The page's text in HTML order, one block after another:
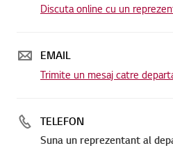
Discuta online cu un
EMAIL
Trimite un mesaj catre
TELEFON
Suna un reprezentant al